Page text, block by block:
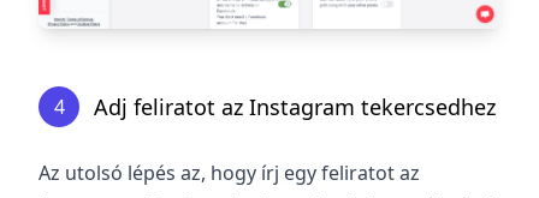
4 Adj feliratot az Instagram tekercsedhez
Az utolsó lépés az, hogy írj egy feliratot az